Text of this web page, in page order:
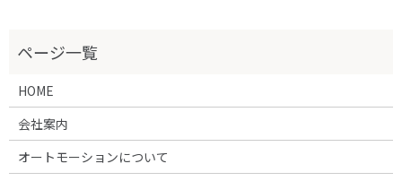
HOME
会社案内
オートモーションについて